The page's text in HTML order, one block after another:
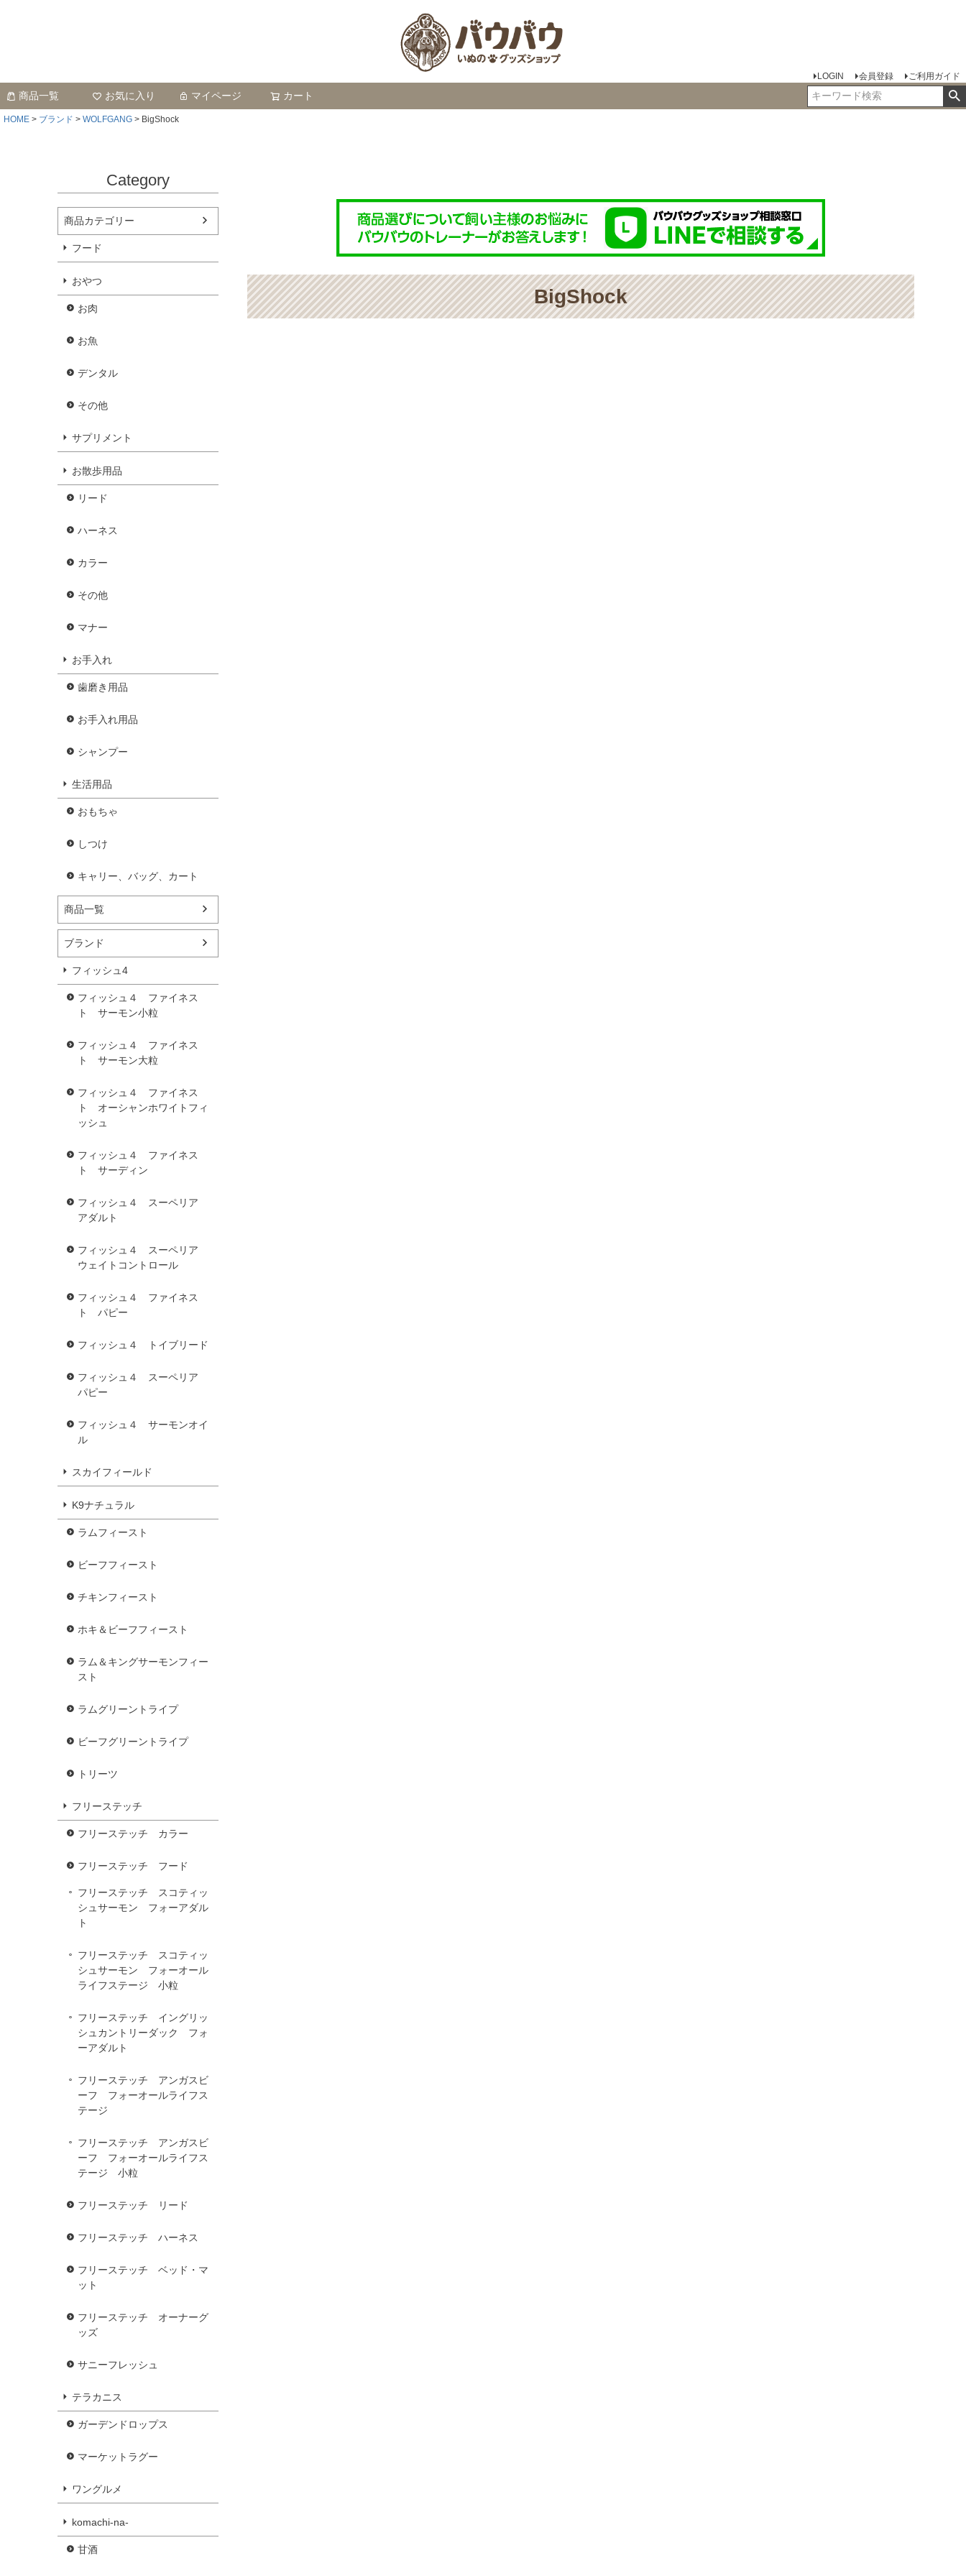
LOGIN 会員登録 ご利用ガイド
商品一覧 お気に入り マイページ カート
HOME ブランド WOLFGANG BigShock
Category
商品カテゴリー
フード
おやつ
お肉
お魚
デンタル
その他
サプリメント
お散歩用品
リード
ハーネス
カラー
その他
マナー
お手入れ
歯磨き用品
お手入れ用品
シャンプー
生活用品
おもちゃ
しつけ
キャリー、バッグ、カート
商品一覧
ブランド
フィッシュ4
フィッシュ４ ファイネス
ト サーモン小粒
フィッシュ４ ファイネス
ト サーモン大粒
フィッシュ４ ファイネス
ト オーシャンホワイトフィ
ッシュ
フィッシュ４ ファイネス
ト サーディン
フィッシュ４ スーペリア
アダルト
フィッシュ４ スーペリア
ウェイトコントロール
フィッシュ４ ファイネス
ト パピー
フィッシュ４ トイブリード
フィッシュ４ スーペリア
パピー
フィッシュ４ サーモンオイ
ル
スカイフィールド
K9ナチュラル
ラムフィースト
ビーフフィースト
チキンフィースト
ホキ＆ビーフフィースト
ラム＆キングサーモンフィー
スト
ラムグリーントライプ
ビーフグリーントライプ
トリーツ
フリーステッチ
フリーステッチ カラー
フリーステッチ フード
フリーステッチ スコティッ
シュサーモン フォーアダル
ト
フリーステッチ スコティッ
シュサーモン フォーオール
ライフステージ 小粒
フリーステッチ イングリッ
シュカントリーダック フォ
ーアダルト
フリーステッチ アンガスビ
ーフ フォーオールライフス
テージ
フリーステッチ アンガスビ
ーフ フォーオールライフス
テージ 小粒
フリーステッチ リード
フリーステッチ ハーネス
フリーステッチ ベッド・マ
ット
フリーステッチ オーナーグ
ッズ
サニーフレッシュ
テラカニス
ガーデンドロップス
マーケットラグー
ワングルメ
komachi-na-
甘酒
BigShock